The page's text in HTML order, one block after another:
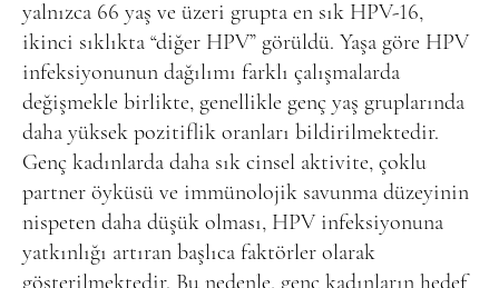
yalnızca 66 yaş ve üzeri grupta en sık HPV-16,
ikinci sıklıkta “diğer HPV” görüldü. Yaşa göre HPV
infeksiyonunun dağılımı farklı çalışmalarda
değişmekle birlikte, genellikle genç yaş gruplarında
daha yüksek pozitiflik oranları bildirilmektedir.
Genç kadınlarda daha sık cinsel aktivite, çoklu
partner öyküsü ve immünolojik savunma düzeyinin
nispeten daha düşük olması, HPV infeksiyonuna
yatkınlığı artıran başlıca faktörler olarak
gösterilmektedir. Bu nedenle, genç kadınların hedef